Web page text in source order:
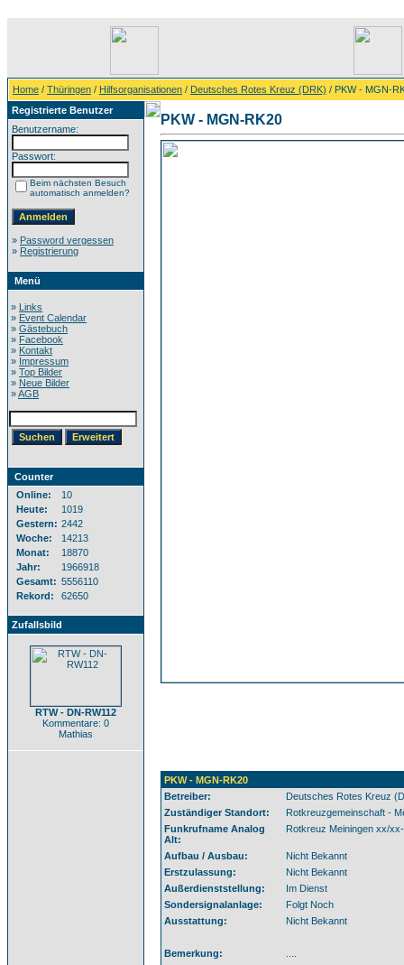
Home / Thüringen / Hilfsorganisationen / Deutsches Rotes Kreuz (DRK) / PKW - MGN-
Registrierte Benutzer
Benutzername:
Passwort:
Beim nächsten Besuch
automatisch anmelden?
» Password vergessen
» Registrierung
Menü
» Links
» Event Calendar
» Gästebuch
» Facebook
» Kontakt
» Impressum
» Top Bilder
» Neue Bilder
»AGB
Counter
Online:
10
Heute:
1019
Gestern: 2442
Woche:
14213
Monat:
18870
Jahr:
1966918
Gesamt: 5556110
Rekord:
62650
Zufallsbild
RTW - DN-RW112
Kommentare: 0
Mathias
PKW - MGN-RK20
PKW - MGN-RK20
Betreiber:
Deutsches Rotes Kreuz
Zuständiger Standort:
Rotkreuzgemeinschaft -
Funkrufname Analog
Alt:
Rotkreuz Meiningen xx/
Aufbau / Ausbau:
Nicht Bekannt
Erstzulassung:
Nicht Bekannt
Außerdienststellung:
Im Dienst
Sondersignalanlage:
Folgt Noch
Ausstattung:
Nicht Bekannt
Bemerkung: